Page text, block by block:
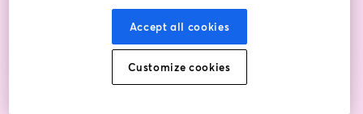
Iscriviti
Sei già iscritto?Accedi qui
Accept all cookies
Customize cookies